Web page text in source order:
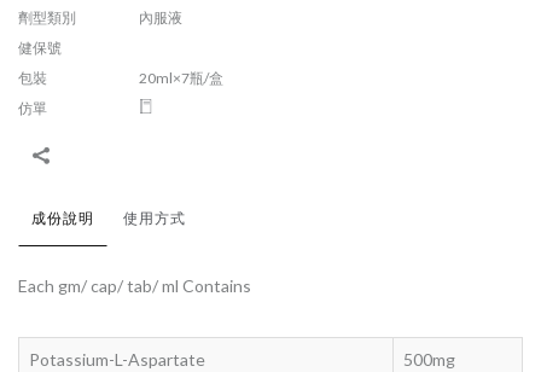
劑型類別
內服液
健保號
包裝
20ml×7瓶/盒
仿單
成份說明 使用方式
Each gm/ cap/ tab/ ml Contains
Potassium-L-Aspartate 500mg